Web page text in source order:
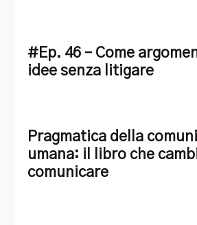
#Ep. 46 – Come
idee senza litigare
Pragmatica della
umana: il libro che
comunicare